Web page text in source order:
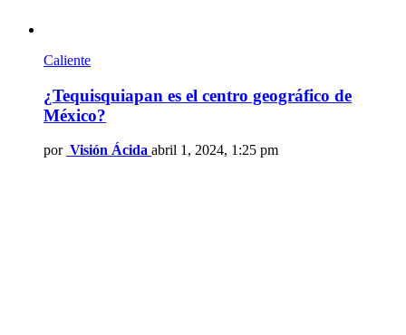
Caliente
¿Tequisquiapan es el centro geográfico de
México?
por Visión Ácida abril 1, 2024, 1:25 pm